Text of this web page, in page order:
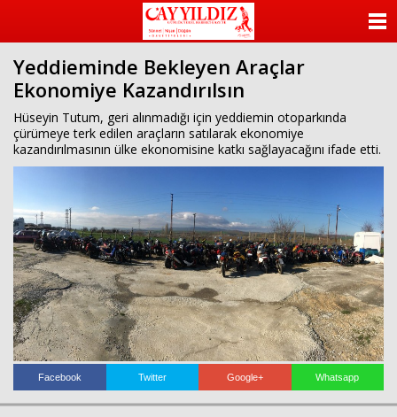
Yeddieminde Bekleyen Araçlar
Ekonomiye Kazandırılsın
Hüseyin Tutum, geri alınmadığı için yeddiemin otoparkında
çürümeye terk edilen araçların satılarak ekonomiye
kazandırılmasının ülke ekonomisine katkı sağlayacağını ifade etti.
Facebook Twitter Google+ Whatsapp
KATEGORİLER
ANKETLER
VİDEO GALERİ
KÜNYE
İLETİŞİM